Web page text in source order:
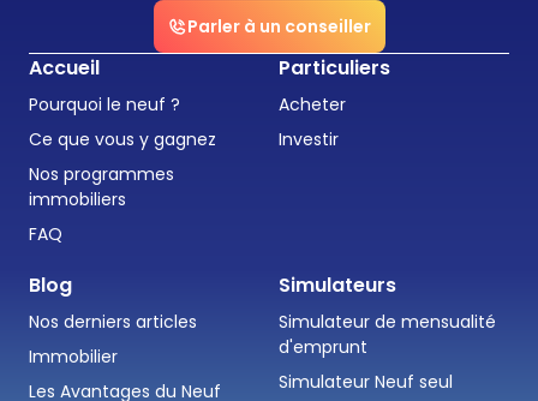
Parler à un conseiller
Accueil
Pourquoi le neuf ?
Ce que vous y gagnez
Nos programmes
immobiliers
FAQ
Particuliers
Acheter
Investir
Blog
Nos derniers articles
Immobilier
Les Avantages du Neuf
Simulateurs
Simulateur de mensualité
d'emprunt
Simulateur Neuf seul